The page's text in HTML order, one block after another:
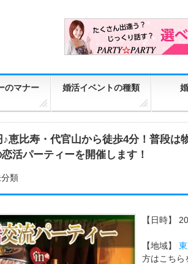
のマナー 婚活イベントの種類
♪恵比寿・代官山から徒歩4分！普段は
活パーティーを開催します！
類
【日時】
【地域】
方はこちら